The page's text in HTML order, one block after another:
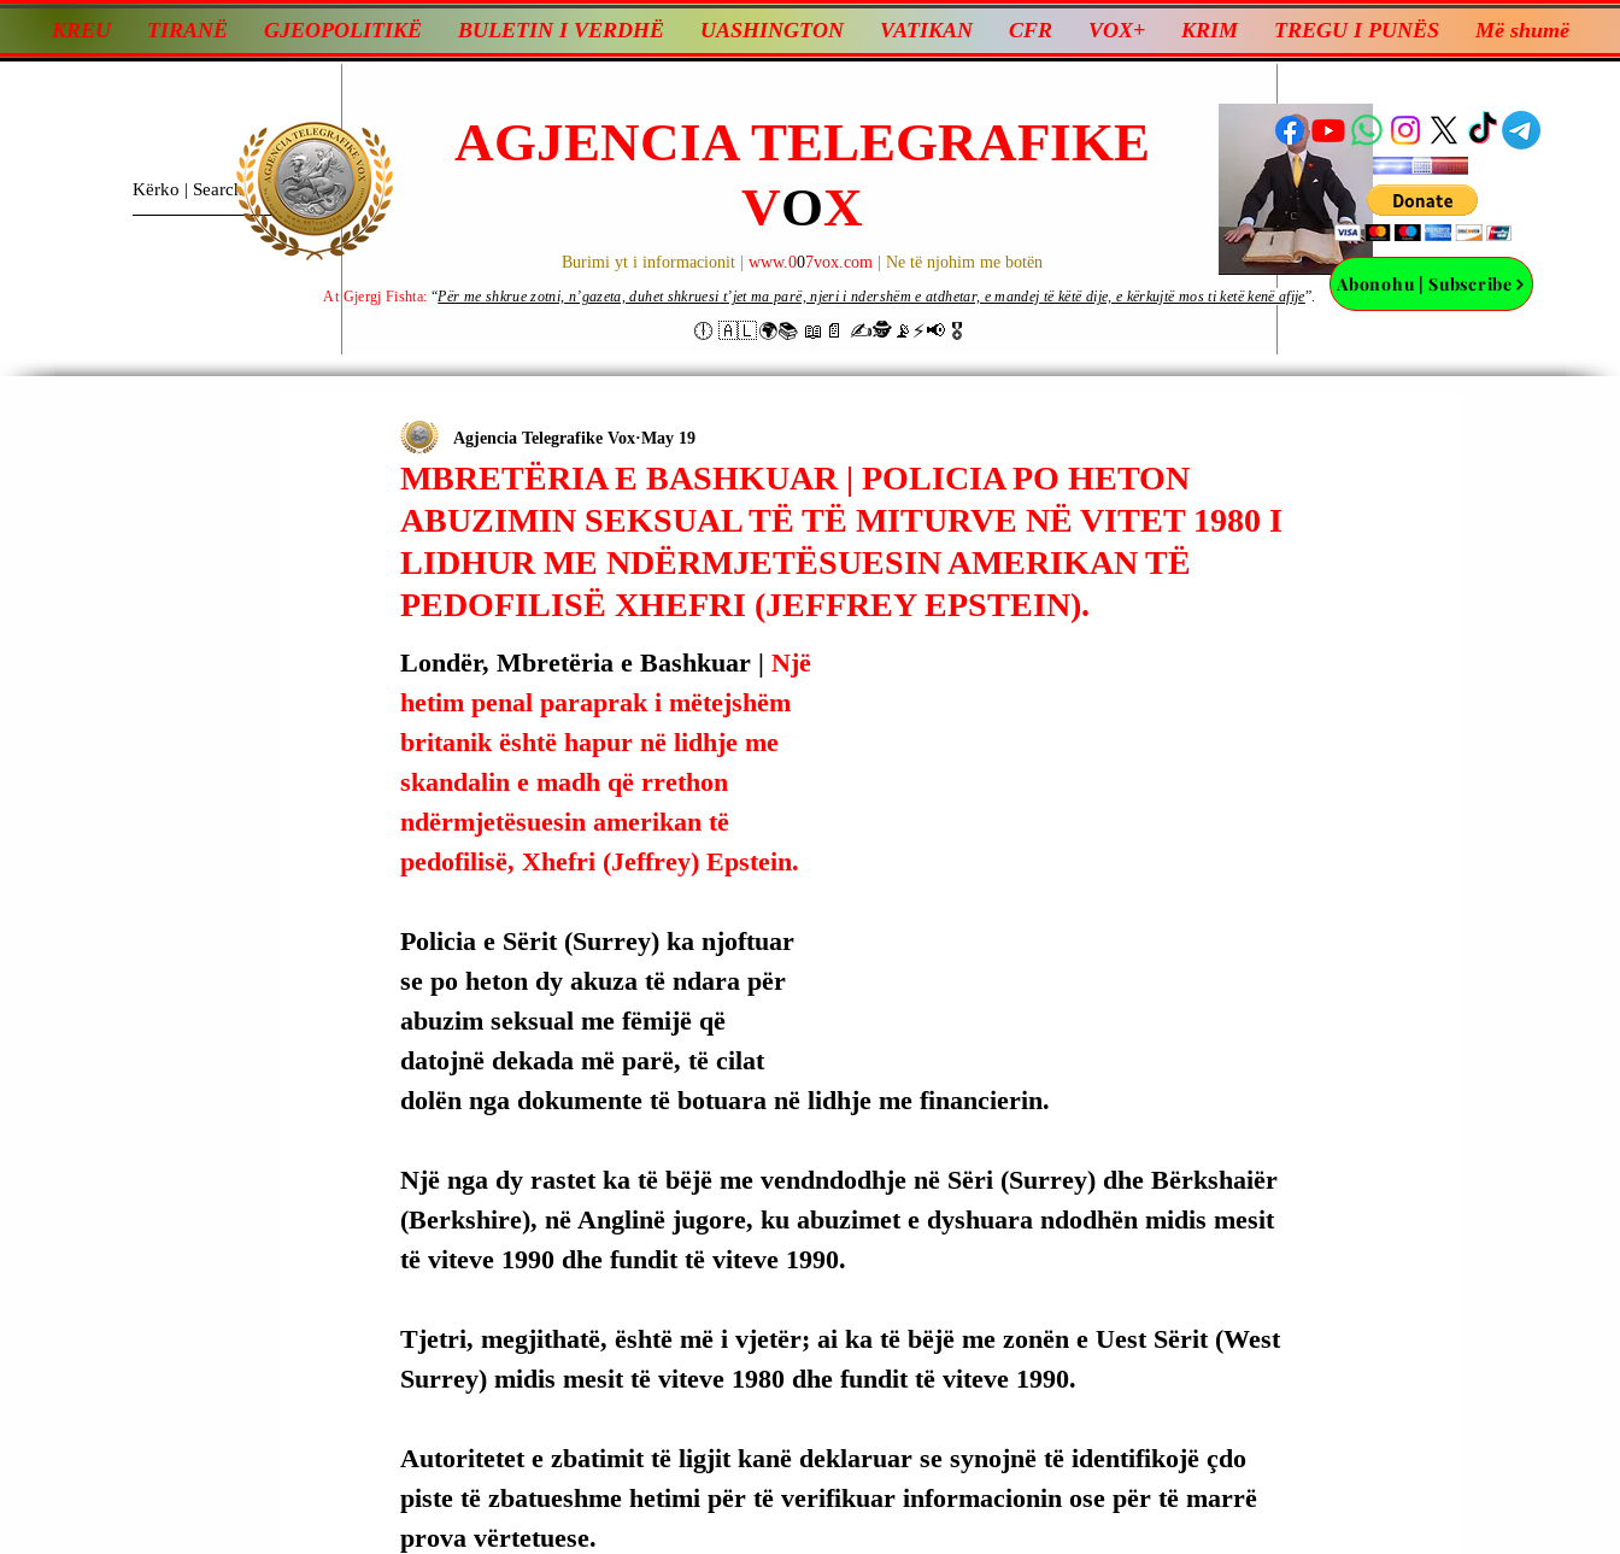
KREU TIRANË GJEOPOLITIKË BULETIN I VERDHË UASHINGTON VATIKAN CFR VOX+ KRIM TREGU I PUNËS Më shumë
AGJENCIA TELEGRAFIKE
VOX
Burimi yt i informacionit | www.007vox.com | Ne të njohim me botën
🕕 🇦🇱🌍📚 📖📄 ✍🕵️📡⚡️📢 🎖
Abonohu | Subscribe
At Gjergj Fishta: “Për me shkrue zotni, n’gazeta, duhet shkruesi t’jet ma parë, njeri i ndershëm e atdhetar, e mandej të këtë dije, e kërkujtë mos ti ketë kenë afije”.
MBRETËRIA E BASHKUAR | POLICIA PO HETON
ABUZIMIN SEKSUAL TË TË MITURVE NË VITET 1980 I
LIDHUR ME NDËRMJETËSUESIN AMERIKAN TË
PEDOFILISË XHEFRI (JEFFREY EPSTEIN).
Agjencia Telegrafike Vox May 19
Londër, Mbretëria e Bashkuar | Një
hetim penal paraprak i mëtejshëm
britanik është hapur në lidhje me
skandalin e madh që rrethon
ndërmjetësuesin amerikan të
pedofilisë, Xhefri (Jeffrey) Epstein.
Policia e Sërit (Surrey) ka njoftuar
se po heton dy akuza të ndara për
abuzim seksual me fëmijë që
datojnë dekada më parë, të cilat
dolën nga dokumente të botuara në lidhje me financierin.
Një nga dy rastet ka të bëjë me vendndodhje në Sëri (Surrey) dhe Bërkshaiër
(Berkshire), në Anglinë jugore, ku abuzimet e dyshuara ndodhën midis mesit
të viteve 1990 dhe fundit të viteve 1990.
Tjetri, megjithatë, është më i vjetër; ai ka të bëjë me zonën e Uest Sërit (West
Surrey) midis mesit të viteve 1980 dhe fundit të viteve 1990.
Autoritetet e zbatimit të ligjit kanë deklaruar se synojnë të identifikojë çdo
piste të zbatueshme hetimi për të verifikuar informacionin ose për të marrë
prova vërtetuese.